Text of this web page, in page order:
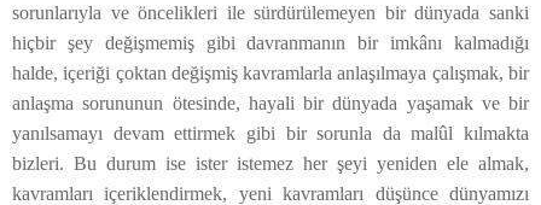
sorunlarıyla ve öncelikleri ile sürdürülemeyen bir dünyada sanki
hiçbir şey değişmemiş gibi davranmanın bir imkânı kalmadığı
halde, içeriği çoktan değişmiş kavramlarla anlaşılmaya çalışmak, bir
anlaşma sorununun ötesinde, hayali bir dünyada yaşamak ve bir
yanılsamayı devam ettirmek gibi bir sorunla da malûl kılmakta
bizleri. Bu durum ise ister istemez her şeyi yeniden ele almak,
kavramları içeriklendirmek, yeni kavramları düşünce dünyamızı